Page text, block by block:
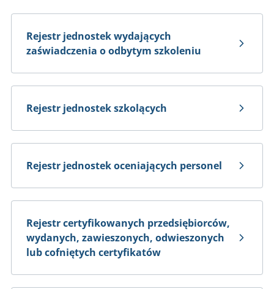
Certyfikat dla przedsiębiorców
Certyfikacja jednostki oceniającej personel
Certyfikacja jednostki prowadzącej szkolenia
Certyfikacja jednostki wydającej zaświadczenia o
Zakres umiejętności i wiedzy
Przepisy
Rejestry
Rejestr jednostek wydających zaświadczenia o odbytym szkoleniu
Rejestr jednostek oceniających personel
Rejestr wydanych, zawieszonych, odwieszonych lub cofniętych
certyfikatów dla przedsiębiorców
Rejestr certyfikatów dla personelu
Rejestr jednostek wydających
zaświadczenia o odbytym szkoleniu
Rejestr jednostek szkolących
Rejestr jednostek oceniających personel
Rejestr certyfikowanych przedsiębiorców,
wydanych, zawieszonych, odwieszonych
lub cofniętych certyfikatów